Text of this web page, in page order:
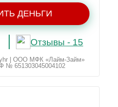
ДЕНЬГИ
Отзывы - 15
| ООО МФК «Лайм-Займ»
№ 651303045004102